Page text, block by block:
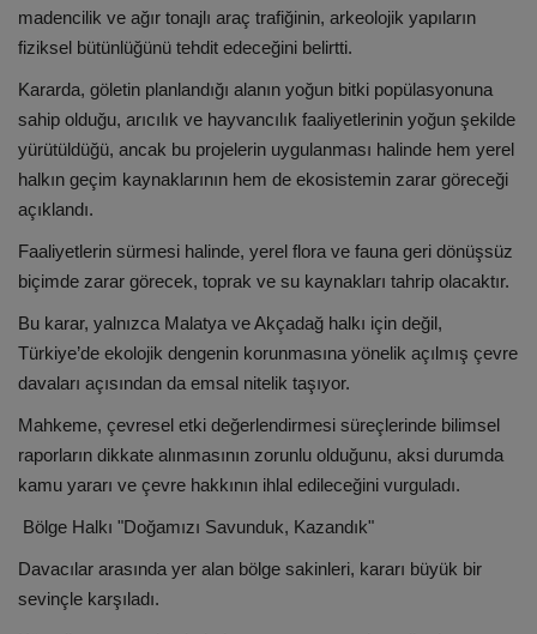
madencilik ve ağır tonajlı araç trafiğinin, arkeolojik yapıların
fiziksel bütünlüğünü tehdit edeceğini belirtti.
Kararda, göletin planlandığı alanın yoğun bitki popülasyonuna
sahip olduğu, arıcılık ve hayvancılık faaliyetlerinin yoğun şekilde
yürütüldüğü, ancak bu projelerin uygulanması halinde hem yerel
halkın geçim kaynaklarının hem de ekosistemin zarar göreceği
açıklandı.
Faaliyetlerin sürmesi halinde, yerel flora ve fauna geri dönüşsüz
biçimde zarar görecek, toprak ve su kaynakları tahrip olacaktır.
Bu karar, yalnızca Malatya ve Akçadağ halkı için değil,
Türkiye’de ekolojik dengenin korunmasına yönelik açılmış çevre
davaları açısından da emsal nitelik taşıyor.
Mahkeme, çevresel etki değerlendirmesi süreçlerinde bilimsel
raporların dikkate alınmasının zorunlu olduğunu, aksi durumda
kamu yararı ve çevre hakkının ihlal edileceğini vurguladı.
Bölge Halkı "Doğamızı Savunduk, Kazandık"
Davacılar arasında yer alan bölge sakinleri, kararı büyük bir
sevinçle karşıladı.